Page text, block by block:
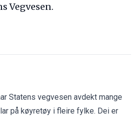
Vegvesen.
Statens vegvesen avdekt mange
på køyretøy i fleire fylke. Dei er